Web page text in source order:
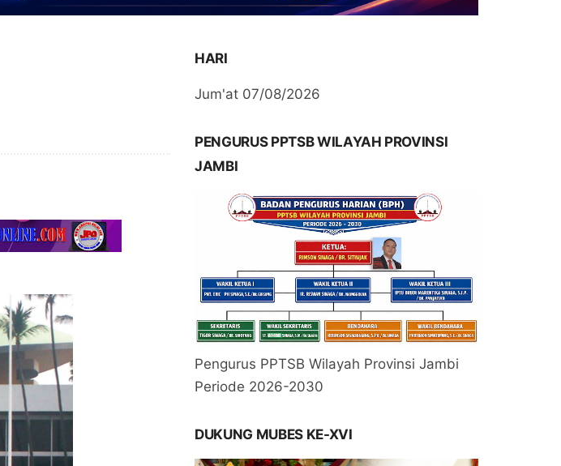
HARI
Jum'at 07/08/2026
PENGURUS PPTSB WILAYAH PROVINSI
JAMBI
Pengurus PPTSB Wilayah Provinsi Jambi
Periode 2026-2030
DUKUNG MUBES KE-XVI